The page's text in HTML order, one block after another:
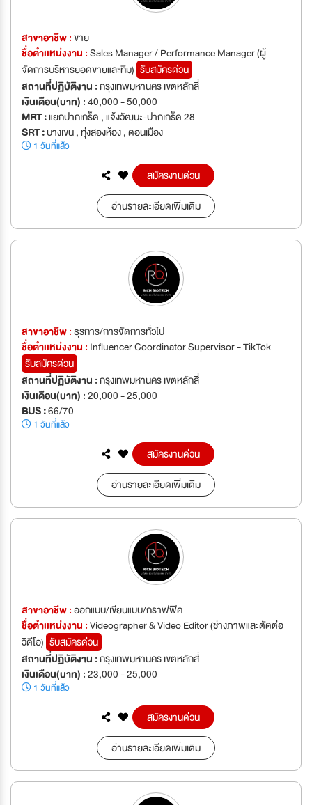
สาขาอาชีพ :ขาย
ชื่อตำเเหน่งงาน :Sales Manager / Performance Manager (ผู้
จัดการบริหารยอดขายและทีม) รับสมัครด่วน
สถานที่ปฏิบัติงาน :กรุงเทพมหานคร เขตหลักสี่
เงินเดือน(บาท) :40,000 - 50,000
MRT :แยกปากเกร็ด , แจ้งวัฒนะ-ปากเกร็ด 28
SRT :บางเขน , ทุ่งสองห้อง , ดอนเมือง
1 วันที่แล้ว
สมัครงานด่วน
อ่านรายละเอียดเพิ่มเติม
สาขาอาชีพ :ธุรการ/การจัดการทั่วไป
ชื่อตำเเหน่งงาน : Influencer Coordinator Supervisor - TikTok
รับสมัครด่วน
สถานที่ปฏิบัติงาน :กรุงเทพมหานคร เขตหลักสี่
เงินเดือน(บาท) :20,000 - 25,000
BUS :66/70
1 วันที่แล้ว
สมัครงานด่วน
อ่านรายละเอียดเพิ่มเติม
สาขาอาชีพ :ออกแบบ/เขียนแบบ/กราฟฟิค
ชื่อตำเเหน่งงาน :Videographer & Video Editor (ช่างภาพและตัดต่อ
วิดีโอ) รับสมัครด่วน
สถานที่ปฏิบัติงาน :กรุงเทพมหานคร เขตหลักสี่
เงินเดือน(บาท) :23,000 - 25,000
1 วันที่แล้ว
สมัครงานด่วน
อ่านรายละเอียดเพิ่มเติม